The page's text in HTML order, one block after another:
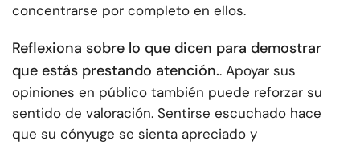
concentrarse por completo en ellos.
Reflexiona sobre lo que dicen para demostrar
que estás prestando atención.. Apoyar sus
opiniones en público también puede reforzar su
sentido de valoración. Sentirse escuchado hace
que su cónyuge se sienta apreciado y